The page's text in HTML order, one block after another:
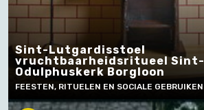
Sint-Lutgardisstoel
vruchtbaarheidsritueel Sint-
Odulphuskerk Borgloon
FEESTEN, RITUELEN EN SOCIALE GEBRUIKEN